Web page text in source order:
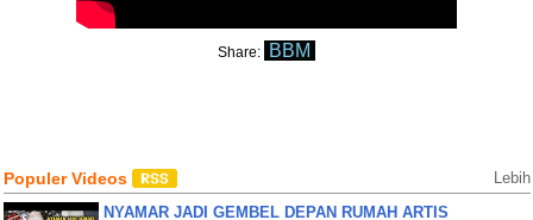
Share: BBM
Populer Videos Lebih
NYAMAR JADI GEMBEL DEPAN RUMAH ARTIS